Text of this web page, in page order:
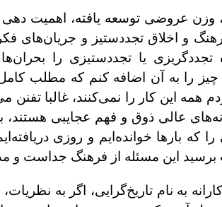
وزن عروضی توسعه یافته، اهمیت
و اخلاق تجددستیز و جریان‌های
یا تجددستیزی را
چیز را به آن اضافه کنم که مطلب
این کار را نمی‌کنند، غالبا تفنن
عالی ذوق و فهم عجایبی هستند،
بارها خوانده‌ایم و روزی
برسید این مسئله از فرهنگ جداست
به نام تاریخ‌گرایی، اگر به